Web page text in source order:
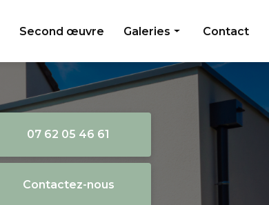
Second œuvre Galeries
Gros oeuvre
Second oeuvre
Contact
07 62 05 46 61
Contactez-nous